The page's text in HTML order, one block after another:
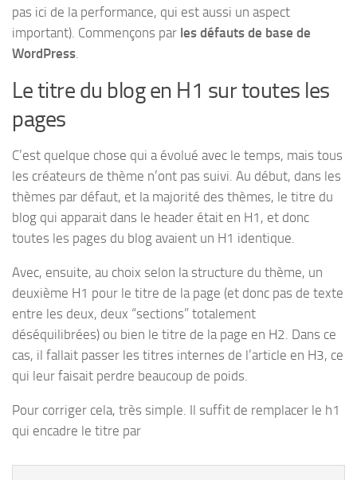
pas ici de la performance, qui est aussi un aspect
important). Commençons par les défauts de base de
WordPress
Le titre du blog en H1 sur toutes les
pages
C’est quelque chose qui a évolué avec le temps, mais tous
les créateurs de thème n’ont pas suivi. Au début, dans les
thèmes par défaut, et la majorité des thèmes, le titre du
blog qui apparait dans le header était en H1, et donc
toutes les pages du blog avaient un H1 identique.
Avec, ensuite, au choix selon la structure du thème, un
deuxième H1 pour le titre de la page (et donc pas de texte
entre les deux, deux “sections” totalement
déséquilibrées) ou bien le titre de la page en H2. Dans ce
cas, il fallait passer les titres internes de l’article en H3, ce
qui leur faisait perdre beaucoup de poids.
Pour corriger cela, très simple. Il suffit de remplacer le h1
qui encadre le titre par